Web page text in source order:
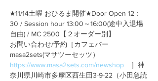
★11/14土曜 おひるま開催★Door Open 12：
30 / Session hour 13:00～16:00(途中入退場
自由) / MC 2500【２オーダー別】
お問い合わせ/予約［カフェバー
masa2sets(マサツーセッツ）
https://www.masa2sets.com/newshop ］神
奈川県川崎市多摩区西生田3-9-22（小田急読